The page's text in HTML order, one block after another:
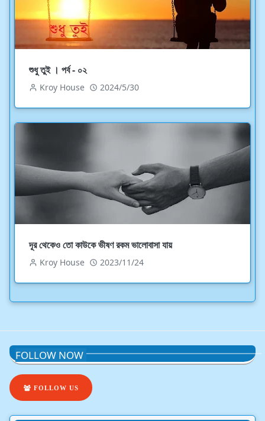
শুধু তুই । পর্ব - ০২
Kroy House 2024/5/30
দূর থেকেও তো কাউকে ভীষণ রকম ভালোবাসা যায়
Kroy House 2023/11/24
FOLLOW NOW
FOLLOW US